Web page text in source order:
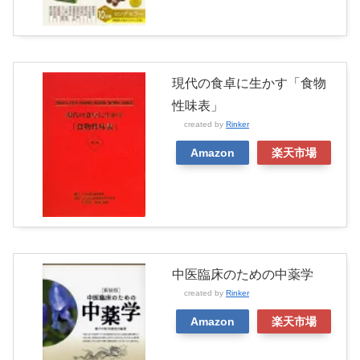
現代の食卓に生かす「食物
性味表」
created by Rinker
Amazon 楽天市場
中医臨床のための中薬学
created by Rinker
Amazon 楽天市場